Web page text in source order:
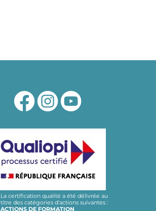
La certification qualité a été délivrée au
titre des catégories d'actions suivantes :
ACTIONS DE FORMATION